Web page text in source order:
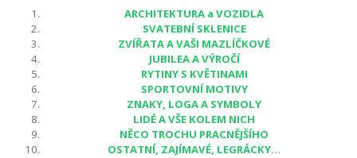
ARCHITEKTURA a VOZIDLA
SVATEBNÍ SKLENICE
ZVÍŘATA A VAŠI MAZLÍČKOVÉ
JUBILEA A VÝROČÍ
RYTINY S KVĚTINAMI
SPORTOVNÍ MOTIVY
ZNAKY, LOGA A SYMBOLY
LIDÉ A VŠE KOLEM NICH
NĚCO TROCHU PRACNĚJŠÍHO
OSTATNÍ, ZAJÍMAVÉ, LEGRÁCKY...